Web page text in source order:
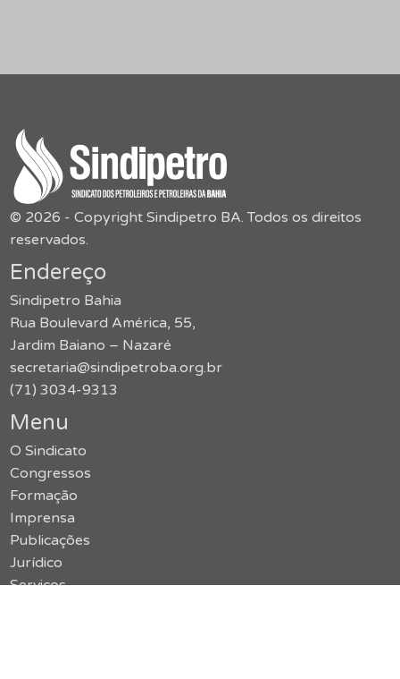
© 2026 - Copyright Sindipetro BA. Todos os direitos
reservados.
Endereço
Sindipetro Bahia
Rua Boulevard América, 55,
Jardim Baiano – Nazaré
secretaria@sindipetroba.org.br
(71) 3034-9313
Menu
O Sindicato
Congressos
Formação
Imprensa
Publicações
Jurídico
Serviços